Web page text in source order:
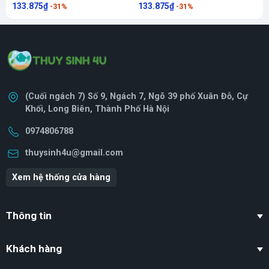
133.875₫ -31% 133.875₫ -31%
(Cuối ngách 7) Số 9, Ngách 7, Ngõ 39 phố Xuân Đỗ, Cự
Khối, Long Biên, Thành Phố Hà Nội
0974806788
thuysinh4u@gmail.com
Xem hệ thống cửa hàng
Thông tin
Khách hàng